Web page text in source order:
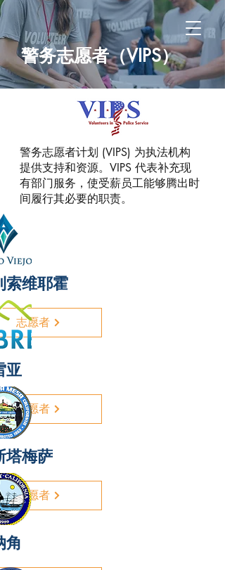
警务志愿者（VIPS）
警务志愿者计划 (VIPS) 为执法机构
提供支持和资源。VIPS 代表补充现
有部门服务，使受薪员工能够腾出时
间履行其必要的职责。
索维耶霍
志愿者
亚
志愿者
塔梅萨
志愿者
角